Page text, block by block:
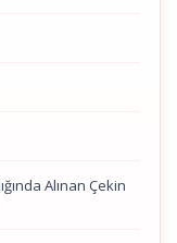
Alınan Çekin